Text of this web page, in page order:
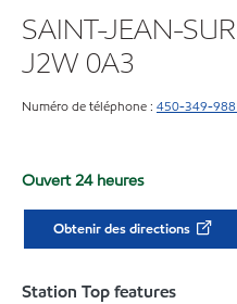
SAINT-JEAN-
J2W 0A3
Numéro de téléphone : 450-349-
Ouvert 24 heures
Obtenir des directions
Station Top features